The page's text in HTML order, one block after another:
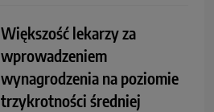
Większość lekarzy za
wprowadzeniem
wynagrodzenia na poziomie
trzykrotności średniej